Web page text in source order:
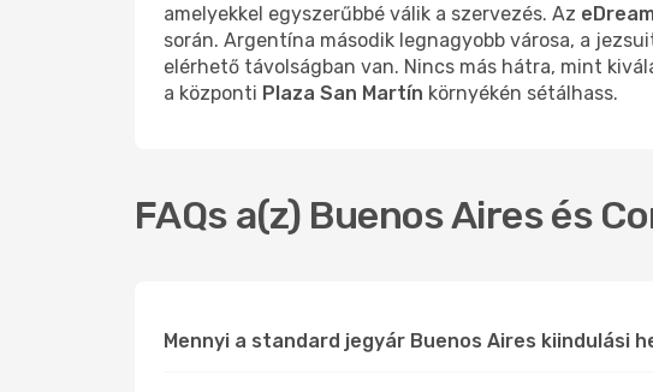
amelyekkel egyszerűbbé válik a szervezés. Az
során. Argentína második legnagyobb városa, a
elérhető távolságban van. Nincs más hátra, mint
a központi Plaza San Martín környékén sétálhass.
FAQs a(z) Buenos Aires és
Mennyi a standard jegyár Buenos Aires kiindulási